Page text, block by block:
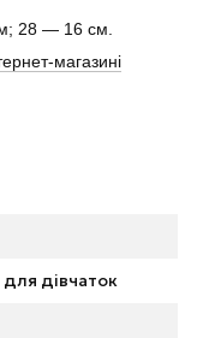
28 ― 16 см.
магазині
дівчаток